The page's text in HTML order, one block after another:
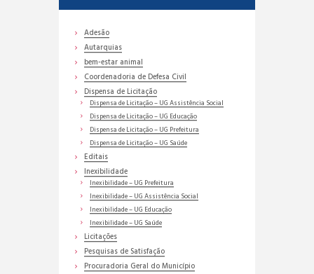
Adesão
Autarquias
bem-estar animal
Coordenadoria de Defesa Civil
Dispensa de Licitação
Dispensa de Licitação – UG Assistência Social
Dispensa de Licitação – UG Educação
Dispensa de Licitação – UG Prefeitura
Dispensa de Licitação – UG Saúde
Editais
Inexibilidade
Inexibilidade – UG Prefeitura
Inexibilidade – UG Assistência Social
Inexibilidade – UG Educação
Inexibilidade – UG Saúde
Licitações
Pesquisas de Satisfação
Procuradoria Geral do Município